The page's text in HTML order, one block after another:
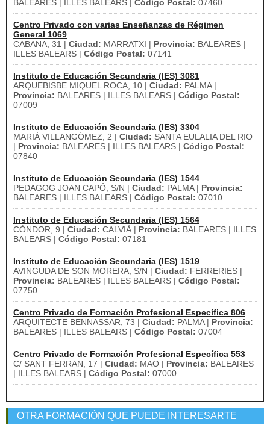
BALEARES | ILLES BALEARS | Código Postal: 07460
Centro Privado con varias Enseñanzas de Régimen
General 1069
CABANA, 31 | Ciudad: MARRATXI | Provincia: BALEARES |
ILLES BALEARS | Código Postal: 07141
Instituto de Educación Secundaria (IES) 3081
ARQUEBISBE MIQUEL ROCA, 10 | Ciudad: PALMA |
Provincia: BALEARES | ILLES BALEARS | Código Postal:
07009
Instituto de Educación Secundaria (IES) 3304
MARIÀ VILLANGÓMEZ, 2 | Ciudad: SANTA EULALIA DEL RIO
| Provincia: BALEARES | ILLES BALEARS | Código Postal:
07840
Instituto de Educación Secundaria (IES) 1544
PEDAGOG JOAN CAPÓ, S/N | Ciudad: PALMA | Provincia:
BALEARES | ILLES BALEARS | Código Postal: 07010
Instituto de Educación Secundaria (IES) 1564
CÒNDOR, 9 | Ciudad: CALVIÀ | Provincia: BALEARES | ILLES
BALEARS | Código Postal: 07181
Instituto de Educación Secundaria (IES) 1519
AVINGUDA DE SON MORERA, S/N | Ciudad: FERRERIES |
Provincia: BALEARES | ILLES BALEARS | Código Postal:
07750
Centro Privado de Formación Profesional Específica 806
ARQUITECTE BENNASSAR, 73 | Ciudad: PALMA | Provincia:
BALEARES | ILLES BALEARS | Código Postal: 07004
Centro Privado de Formación Profesional Específica 553
C/ SANT FERRAN, 17 | Ciudad: MAO | Provincia: BALEARES
| ILLES BALEARS | Código Postal: 07000
OTRA FORMACIÓN QUE PUEDE INTERESARTE